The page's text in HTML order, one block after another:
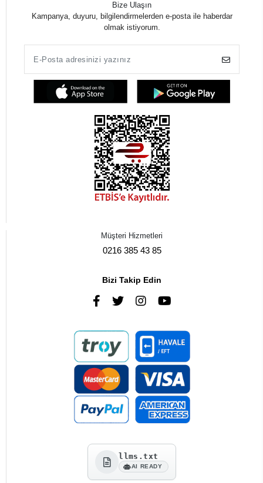
Bize Ulaşın
Kampanya, duyuru, bilgilendirmelerden e-posta ile haberdar
olmak istiyorum.
Müşteri Hizmetleri
0216 385 43 85
Bizi Takip Edin
llms.txt
AI READY